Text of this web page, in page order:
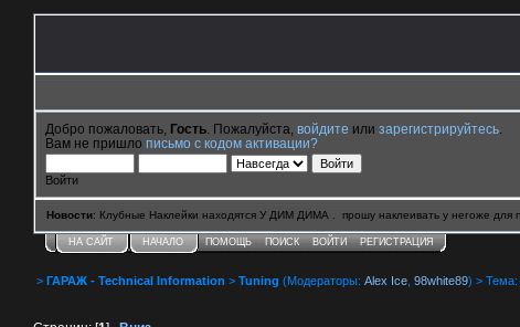
Добро пожаловать, Гость . Пожалуйста, войдите или зарегистрируйтесь
Вам не пришло письмо с кодом активации?
Войти
Новости: Клубные Наклейки находятся У ДИМ ДИМА . прошу наклеивать у негоже для
НА САЙТ НАЧАЛО ПОМОЩЬ ПОИСК ВОЙТИ РЕГИСТРАЦИЯ
> ГАРАЖ - Technical Information > Tuning (Модераторы: Alex Ice 98white89) > Тема: